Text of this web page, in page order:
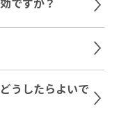
うしたらよいで